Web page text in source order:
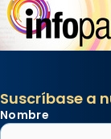
Suscríbase a
Nombre